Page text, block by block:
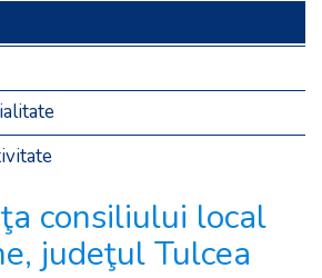
consiliului local
judeţul Tulcea